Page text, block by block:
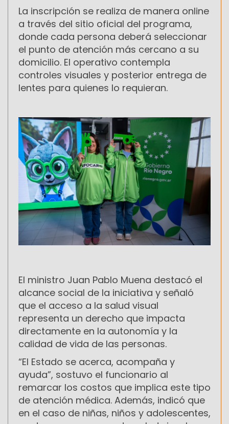
La inscripción se realiza de manera online
a través del sitio oficial del programa,
donde cada persona deberá seleccionar
el punto de atención más cercano a su
domicilio. El operativo contempla
controles visuales y posterior entrega de
lentes para quienes lo requieran.
El ministro Juan Pablo Muena destacó el
alcance social de la iniciativa y señaló
que el acceso a la salud visual
representa un derecho que impacta
directamente en la autonomía y la
calidad de vida de las personas.
“El Estado se acerca, acompaña y
ayuda”, sostuvo el funcionario al
remarcar los costos que implica este tipo
de atención médica. Además, indicó que
en el caso de niñas, niños y adolescentes,